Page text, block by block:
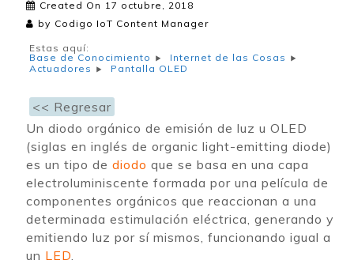
Created On 17 octubre, 2018
by Codigo IoT Content Manager
Estas aquí:
Base de Conocimiento
Internet de las Cosas
Actuadores
Pantalla OLED
<< Regresar
Un diodo orgánico de emisión de luz u OLED
(siglas en inglés de organic light-emitting diode)
es un tipo de diodo que se basa en una capa
electroluminiscente formada por una película de
componentes orgánicos que reaccionan a una
determinada estimulación eléctrica, generando y
emitiendo luz por sí mismos, funcionando igual a
un LED.